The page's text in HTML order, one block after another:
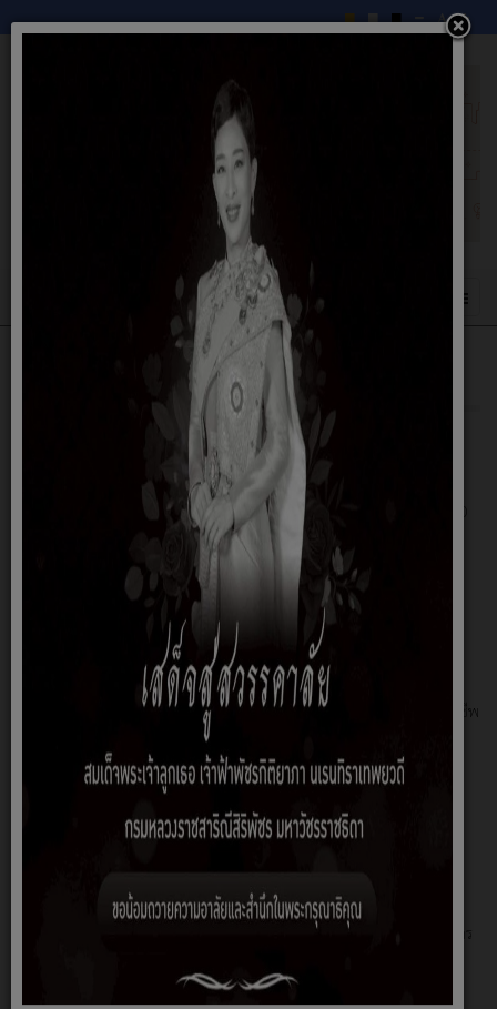
พระราชบัญญัติเทศบาล พ.ศ.2496
พระราชบัญญัติบำเหน็จบำนาญของข้าราชการส่วนท้องถิ่น พ.ศ.2500
พระราชบัญญัติการจัดระเบียบการจอดยานยนต์ในเขตเทศบาลและ
พระราชบัญญัติรายได้เทศบาล พ.ศ2497
พระราชบัญญัติการขุดดินและถมดิน พ.ศ.2543
พระราชบัญญัติระเบียบข้าราชการครูและบุคลากรทางการศึกษา
พระราชบัญญัติเงินเดือน เงินวิทยฐานะและเงินประจำตำแหน่ง
ข้าราชการครูและบุคลากรทางการศึกษา พ.ศ.2547
ระเบียบกระทรวงมหาดไทย ว่าด้วยการจ่ายเงินสงเคราะห์เพื่อการยังชีพ
ขององค์กรปกครองส่วนท้องถิ่น พ.ศ.2548
ระเบียบกระทรวงมหาดไทย ว่าด้วยข้อบังคับการประชุมสภาท้องถิ่น
พ.ศ.2547
ระเบียบกระทรวงมหาดไทย ว่าด้วยการพัสดุขององค์กรปกครองส่วน
ท้องถิ่น พ.ศ.2548
ระเบียบกระทรวงมหาดไทย ว่าด้วยการพัสดุขององค์กรปกครองส่วน
ท้องถิ่น (ฉบับที่ 3) พ.ศ.2549
ระเบียบกระทรวงมหาดไทย ว่าด้วยการใช้และรักษารถยนต์ขององค์กร
ระเบียบกระทรวงมหาดไทย ว่าด้วยการพัสดุของหน่วยการบริหาร